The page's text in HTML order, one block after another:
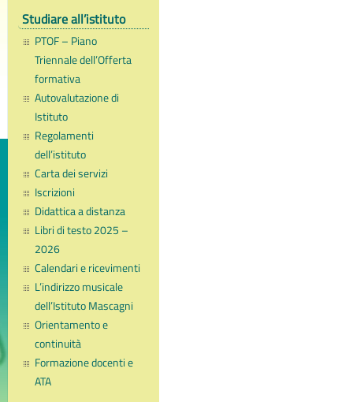
Studiare all’istituto
PTOF – Piano
Triennale dell’Offerta
formativa
Autovalutazione di
Istituto
Regolamenti
dell’istituto
Carta dei servizi
Iscrizioni
Didattica a distanza
Libri di testo 2025 –
2026
Calendari e ricevimenti
L’indirizzo musicale
dell’Istituto Mascagni
Orientamento e
continuità
Formazione docenti e
ATA